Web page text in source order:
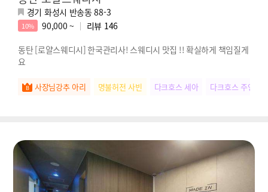
경기 화성시 반송동 88-3
10% 90,000 ~ 리뷰 146
동탄 [로얄스웨디시] 한국관리사! 스웨디시 맛집 !! 확실하게 책임질게
요
사장님강추 아리 명불허전 사빈 다크호스 세아 다크호스 주영